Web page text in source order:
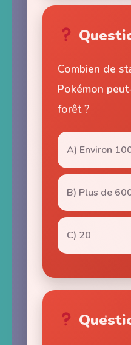
Combien de
Pokémon
forêt ?
A) Environ
B) Plus de
C) 20